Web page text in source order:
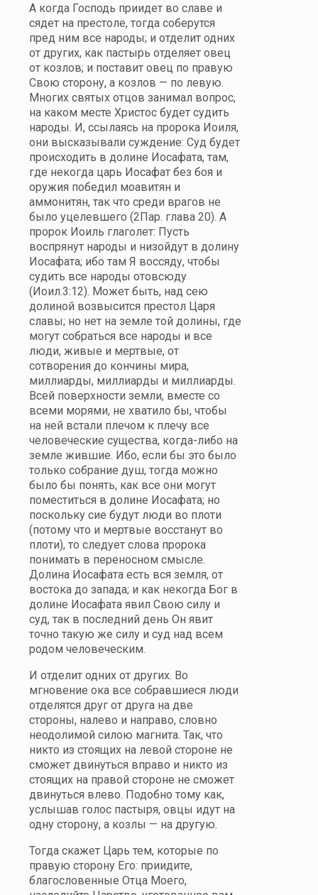
А когда Господь приидет во славе и
сядет на престоле, тогда соберутся
пред ним все народы; и отделит одних
от других, как пастырь отделяет овец
от козлов; и поставит овец по правую
Свою сторону, а козлов — по левую.
Многих святых отцов занимал вопрос,
на каком месте Христос будет судить
народы. И, ссылаясь на пророка Иоиля,
они высказывали суждение: Суд будет
происходить в долине Иосафата, там,
где некогда царь Иосафат без боя и
оружия победил моавитян и
аммонитян, так что среди врагов не
было уцелевшего (2Пар. глава 20). А
пророк Иоиль глаголет: Пусть
воспрянут народы и низойдут в долину
Иосафата; ибо там Я воссяду, чтобы
судить все народы отовсюду
(Иоил.3:12). Может быть, над сею
долиной возвысится престол Царя
славы; но нет на земле той долины, где
могут собраться все народы и все
люди, живые и мертвые, от
сотворения до кончины мира,
миллиарды, миллиарды и миллиарды.
Всей поверхности земли, вместе со
всеми морями, не хватило бы, чтобы
на ней встали плечом к плечу все
человеческие существа, когда-либо на
земле жившие. Ибо, если бы это было
только собрание душ, тогда можно
было бы понять, как все они могут
поместиться в долине Иосафата; но
поскольку сие будут люди во плоти
(потому что и мертвые восстанут во
плоти), то следует слова пророка
понимать в переносном смысле.
Долина Иосафата есть вся земля, от
востока до запада; и как некогда Бог в
долине Иосафата явил Свою силу и
суд, так в последний день Он явит
точно такую же силу и суд над всем
родом человеческим.
И отделит одних от других. Во
мгновение ока все собравшиеся люди
отделятся друг от друга на две
стороны, налево и направо, словно
неодолимой силою магнита. Так, что
никто из стоящих на левой стороне не
сможет двинуться вправо и никто из
стоящих на правой стороне не сможет
двинуться влево. Подобно тому как,
услышав голос пастыря, овцы идут на
одну сторону, а козлы — на другую.
Тогда скажет Царь тем, которые по
правую сторону Его: приидите,
благословенные Отца Моего,